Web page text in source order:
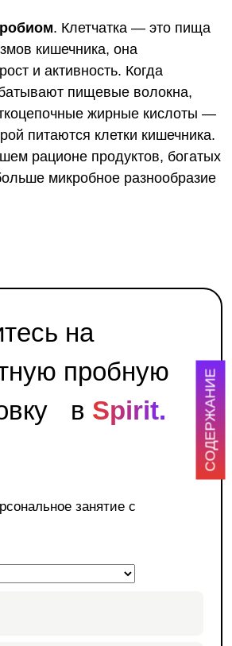
СОДЕРЖАНИЕ
. Клетчатка — это пища
кишечника, она
и активность. Когда
пищевые волокна,
жирные кислоты —
питаются клетки кишечника.
рационе продуктов, богатых
микробное разнообразие
на
пробную
в Spirit.
занятие с